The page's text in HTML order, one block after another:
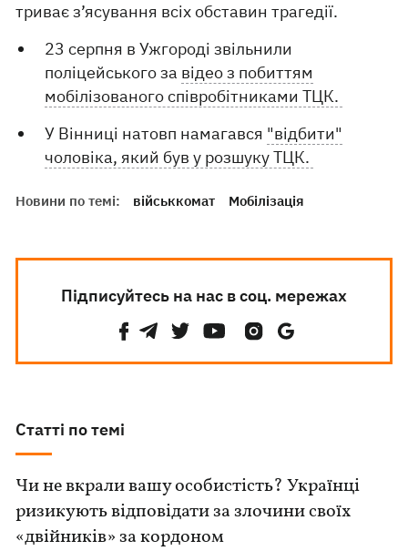
триває з’ясування всіх обставин трагедії.
23 серпня в Ужгороді звільнили
поліцейського за відео з побиттям
мобілізованого співробітниками ТЦК.
У Вінниці натовп намагався "відбити"
чоловіка, який був у розшуку ТЦК.
Новини по темі: військкомат Мобілізація
Підписуйтесь на нас в соц. мережах
Статті по темі
Чи не вкрали вашу особистість? Українці
ризикують відповідати за злочини своїх
«двійників» за кордоном